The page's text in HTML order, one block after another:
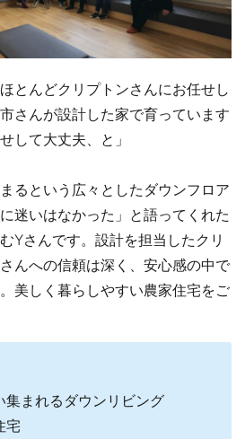
とんどクリプトンさんにお任せし
さんが設計した家で育っています
して大丈夫、と」
るという広々としたダウンフロア
迷いはなかった」と語ってくれた
Yさんです。設計を担当したクリ
んへの信頼は深く、安心感の中で
美しく暮らしやすい農家住宅をご
集まれるダウンリビング
宅